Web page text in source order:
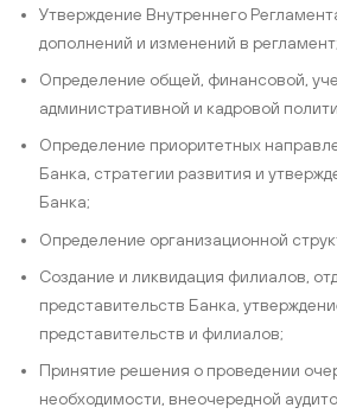
Утверждение Внутреннего
дополнений и изменений в регламент;
Определение общей, финансовой,
административной и кадровой
Определение приоритетных
Банка, стратегии развития и
Банка;
Определение организационной
Создание и ликвидация филиалов,
представительств Банка,
представительств и филиалов;
Принятие решения о проведении
необходимости, внеочередной